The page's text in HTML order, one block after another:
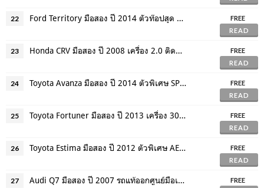
22 Ford Territory มือสอง ปี 2014 ตัวท๊อปสุด TITANIUM เครื่องดีเซล ขับเคลื่อน 4 ล้อ
FREE
READ
23 Honda CRV มือสอง ปี 2008 เครื่อง 2.0 ติดแก๊ส LPG ไม่โทรมเจ้าของเก่าดูแลดีมาก
FREE
READ
24 Toyota Avanza มือสอง ปี 2014 ตัวพิเศษ SPORT TOURING ตัวแพงสุด ชุดแต่งรอบคัน
FREE
READ
25 Toyota Fortuner มือสอง ปี 2013 เครื่อง 3000 ดีเซล 4 WD หน้าแชมป์ ตัวท๊อปสุด
FREE
READ
26 Toyota Estima มือสอง ปี 2012 ตัวพิเศษ AERAS ตัวท๊อปสุด จัดไฟแนนซ์ได้
FREE
READ
27 Audi Q7 มือสอง ปี 2007 รถแท้ออกศูนย์มือเดียว เครื่องดีเซล ขับ 4 จัดไฟแนนซ์ได้
FREE